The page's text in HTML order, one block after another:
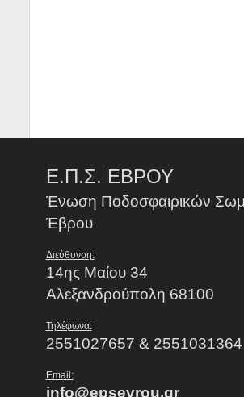
Ε.Π.Σ. ΕΒΡΟΥ
Ένωση Ποδοσφαιρικών
Έβρου
Διεύθυνση:
14ης Μαίου 34
Αλεξανδρούπολη 68100
Τηλέφωνα:
2551027657 & 2551031364
Email:
info@epsevrou.gr